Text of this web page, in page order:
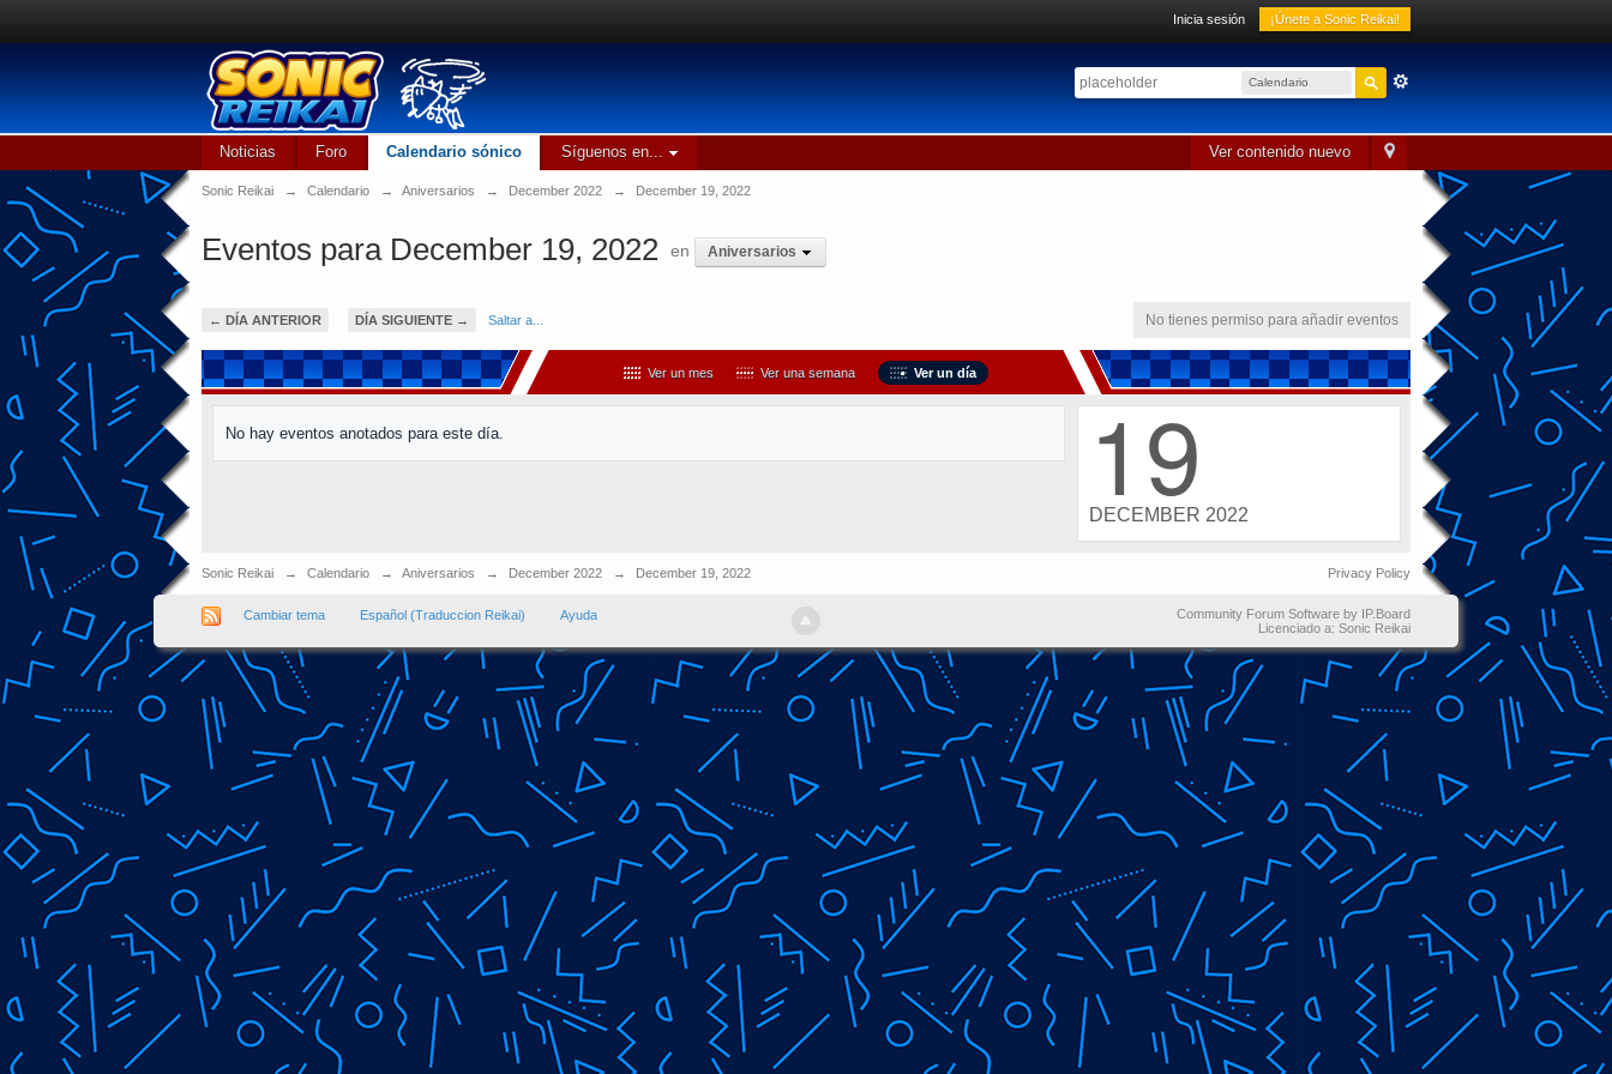
Inicia sesión ¡Únete a Sonic Reikai!
Calendario
sónico
Ver contenido nuevo
Noticias Foro Calendario sónico Síguenos en...
Sonic Reikai → Calendario → Aniversarios → December 2022 → December 19, 2022
Eventos para December 19, 2022 en Aniversarios
← DÍA ANTERIOR DÍA SIGUIENTE → Saltar a... No tienes permiso para añadir eventos
Ver un mes Ver una semana Ver un día
No hay eventos anotados para este día. 19
DECEMBER 2022
Sonic Reikai → Calendario → Aniversarios → December 2022 → December 19, 2022 Privacy Policy
Cambiar tema Español (Traduccion Reikai) Ayuda
Community Forum Software by IP.Board
Licenciado a: Sonic Reikai